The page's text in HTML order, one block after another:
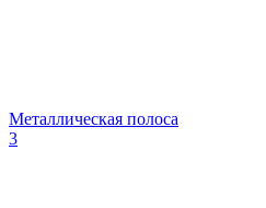
Металлическая полоса
3